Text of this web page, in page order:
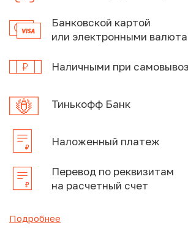
Банковской картой
или электронными
Наличными при
Тинькофф Банк
Наложенный платеж
Перевод по реквизитам
на расчетный счет
Подробнее